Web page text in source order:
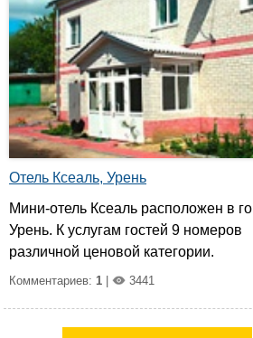
Отель Ксеаль, Урень
Мини-отель Ксеаль расположен в
Урень. К услугам гостей 9 номеров
различной ценовой категории.
Комментариев: 1 3441